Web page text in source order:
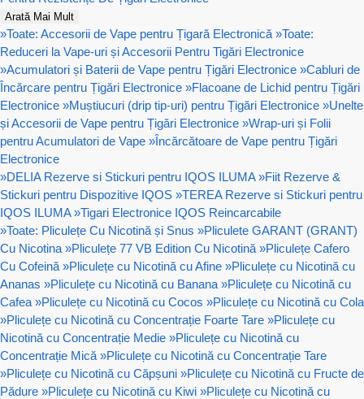
Arată Mai Mult
»Toate: Accesorii de Vape pentru Țigară Electronică »Toate:
Reduceri la Vape-uri și Accesorii Pentru Tigări Electronice
»Acumulatori și Baterii de Vape pentru Țigări Electronice »Cabluri de
Încărcare pentru Țigări Electronice »Flacoane de Lichid pentru Țigări
Electronice »Muștiucuri (drip tip-uri) pentru Țigări Electronice »Unelte
și Accesorii de Vape pentru Țigări Electronice »Wrap-uri și Folii
pentru Acumulatori de Vape »Încărcătoare de Vape pentru Țigări
Electronice
»DELIA Rezerve si Stickuri pentru IQOS ILUMA »Fiit Rezerve &
Stickuri pentru Dispozitive IQOS »TEREA Rezerve si Stickuri pentru
IQOS ILUMA »Tigari Electronice IQOS Reincarcabile
»Toate: Pliculețe Cu Nicotină și Snus »Pliculete GARANT (GRANT)
Cu Nicotina »Pliculețe 77 VB Edition Cu Nicotină »Pliculețe Cafero
Cu Cofeină »Pliculețe cu Nicotină cu Afine »Pliculețe cu Nicotină cu
Ananas »Pliculețe cu Nicotină cu Banana »Pliculețe cu Nicotină cu
Cafea »Pliculețe cu Nicotină cu Cocos »Pliculețe cu Nicotină cu Cola
»Pliculețe cu Nicotină cu Concentrație Foarte Tare »Pliculețe cu
Nicotină cu Concentrație Medie »Pliculețe cu Nicotină cu
Concentrație Mică »Pliculețe cu Nicotină cu Concentrație Tare
»Pliculețe cu Nicotină cu Căpșuni »Pliculețe cu Nicotină cu Fructe de
Pădure »Pliculețe cu Nicotină cu Kiwi »Pliculețe cu Nicotină cu